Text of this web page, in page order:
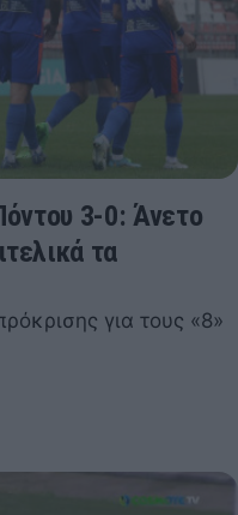
3-0: Άνετο
τα
για τους «8»